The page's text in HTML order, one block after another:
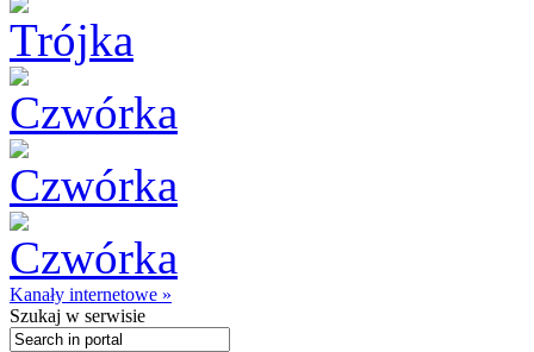
Kanały internetowe »
Szukaj w serwisie